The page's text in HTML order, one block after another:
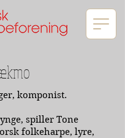
komponist.
spiller Tone
folkeharpe, lyre,